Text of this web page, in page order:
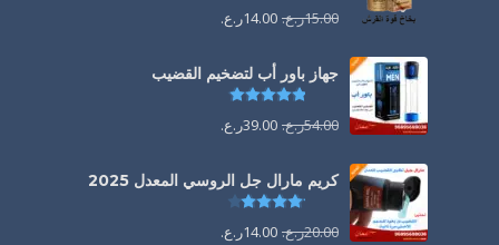
15.00ر.ع. 14.00ر.ع.
جهاز باور أب لتضخيم القضيب
تم التقييم
54.00ر.ع. 39.00ر.ع.
كريم مارال جل الروسي المعدل 2025
تم التقييم
20.00ر.ع. 14.00ر.ع.